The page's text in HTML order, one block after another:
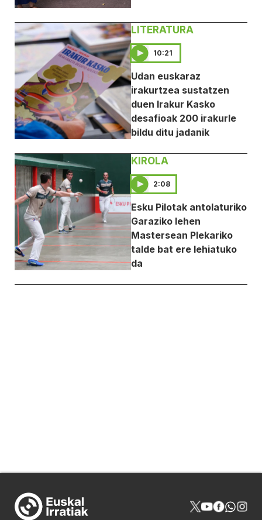
LITERATURA
10:21
Udan euskaraz
irakurtzea sustatzen
duen Irakur Kasko
desafioak 200 irakurle
bildu ditu jadanik
KIROLA
2:08
Esku Pilotak antolaturiko
Garaziko lehen
Mastersean Plekariko
talde bat ere lehiatuko
da